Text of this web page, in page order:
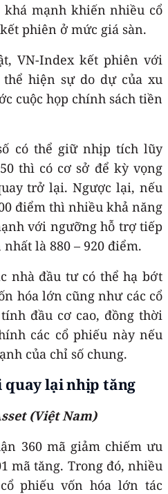
mạnh khiến nhiều cổ
phiên ở mức giá sàn.
VN-Index kết phiên với
hiện sự do dự của xu
cuộc họp chính sách tiền
có thể giữ nhịp tích lũy
thì có cơ sở để kỳ vọng
trở lại. Ngược lại, nếu
điểm thì nhiều khả năng
với ngưỡng hỗ trợ tiếp
là 880 – 920 điểm.
nhà đầu tư có thể hạ bớt
hóa lớn cũng như các cổ
đầu cơ cao, đồng thời
các cổ phiếu này nếu
của chỉ số chung.
quay lại nhịp tăng
(Việt Nam)
360 mã giảm chiếm ưu
mã tăng. Trong đó, nhiều
phiếu vốn hóa lớn tác